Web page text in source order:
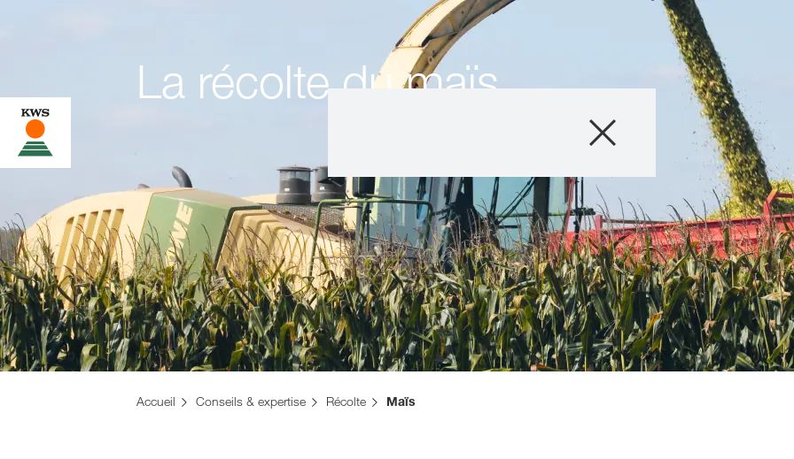
Semences
Conseils &
Actualités &
Solutions
Qui sommes-
Travailler chez
Accueil Conseils & expertise Récolte Maïs
La récolte du maïs